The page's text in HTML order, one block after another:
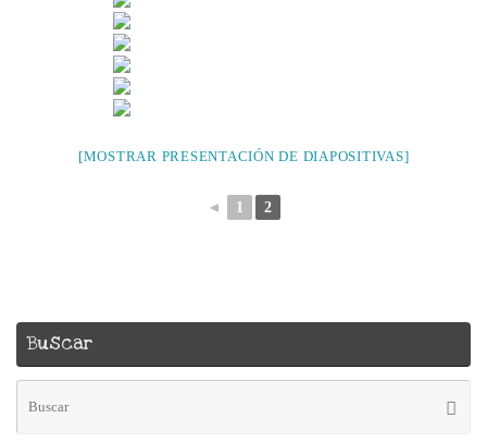
[MOSTRAR PRESENTACIÓN DE DIAPOSITIVAS]
◄ 1 2
Buscar